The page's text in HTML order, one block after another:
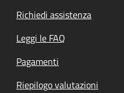
Richiedi assistenza
Leggi le FAQ
Pagamenti
Riepilogo valutazioni